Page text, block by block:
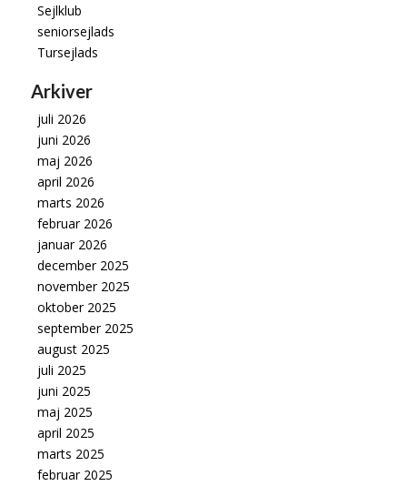
Sejlklub
seniorsejlads
Tursejlads
Arkiver
juli 2026
juni 2026
maj 2026
april 2026
marts 2026
februar 2026
januar 2026
december 2025
november 2025
oktober 2025
september 2025
august 2025
juli 2025
juni 2025
maj 2025
april 2025
marts 2025
februar 2025